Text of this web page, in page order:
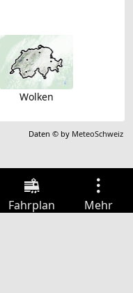
Wolken
Daten © by MeteoSchweiz
Fahrplan Mehr